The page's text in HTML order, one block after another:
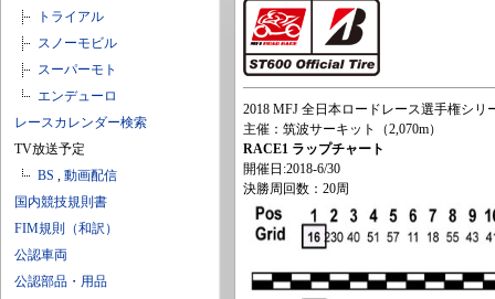
トライアル
スノーモビル
スーパーモト
エンデューロ
レースカレンダー検索
TV放送予定
BS , 動画配信
国内競技規則書
FIM規則（和訳）
公認車両
公認部品・用品
2018 MFJ 全日本ロードレース選手権シリ
主催：筑波サーキット（2,070m）
RACE1 ラップチャート
開催日:2018-6/30
決勝周回数：20周